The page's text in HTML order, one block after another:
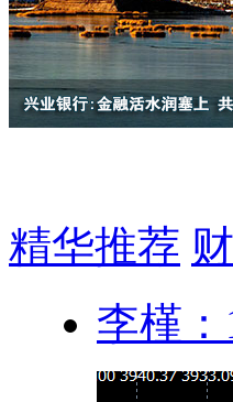
精华推荐
李槿